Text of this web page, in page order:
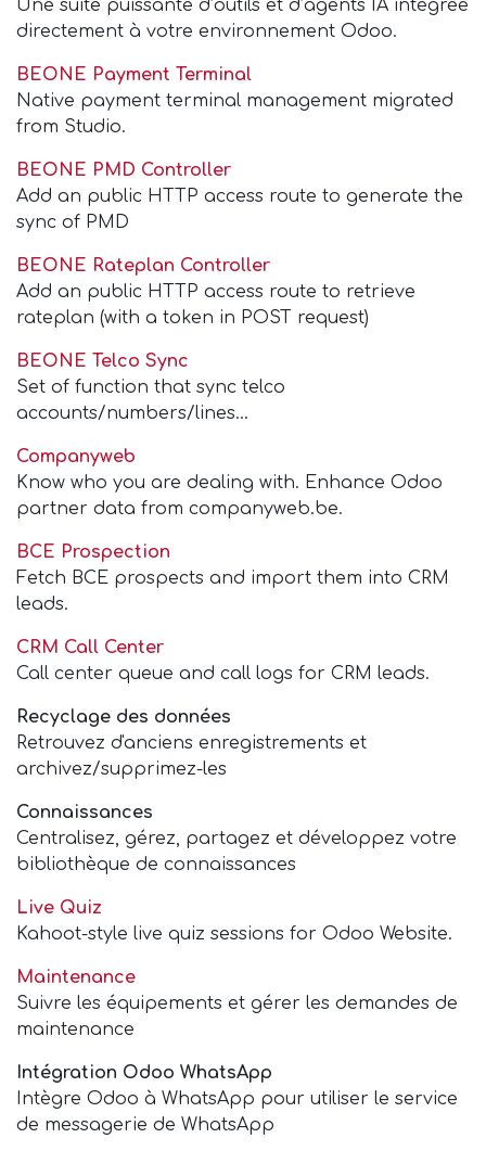
Une suite puissante d’outils et d’agents IA intégrée
directement à votre environnement Odoo.
BEONE Payment Terminal
Native payment terminal management migrated
from Studio.
BEONE PMD Controller
Add an public HTTP access route to generate the
sync of PMD
BEONE Rateplan Controller
Add an public HTTP access route to retrieve
rateplan (with a token in POST request)
BEONE Telco Sync
Set of function that sync telco
accounts/numbers/lines...
Companyweb
Know who you are dealing with. Enhance Odoo
partner data from companyweb.be.
BCE Prospection
Fetch BCE prospects and import them into CRM
leads.
CRM Call Center
Call center queue and call logs for CRM leads.
Recyclage des données
Retrouvez d'anciens enregistrements et
archivez/supprimez-les
Connaissances
Centralisez, gérez, partagez et développez votre
bibliothèque de connaissances
Live Quiz
Kahoot-style live quiz sessions for Odoo Website.
Maintenance
Suivre les équipements et gérer les demandes de
maintenance
Intégration Odoo WhatsApp
Intègre Odoo à WhatsApp pour utiliser le service
de messagerie de WhatsApp